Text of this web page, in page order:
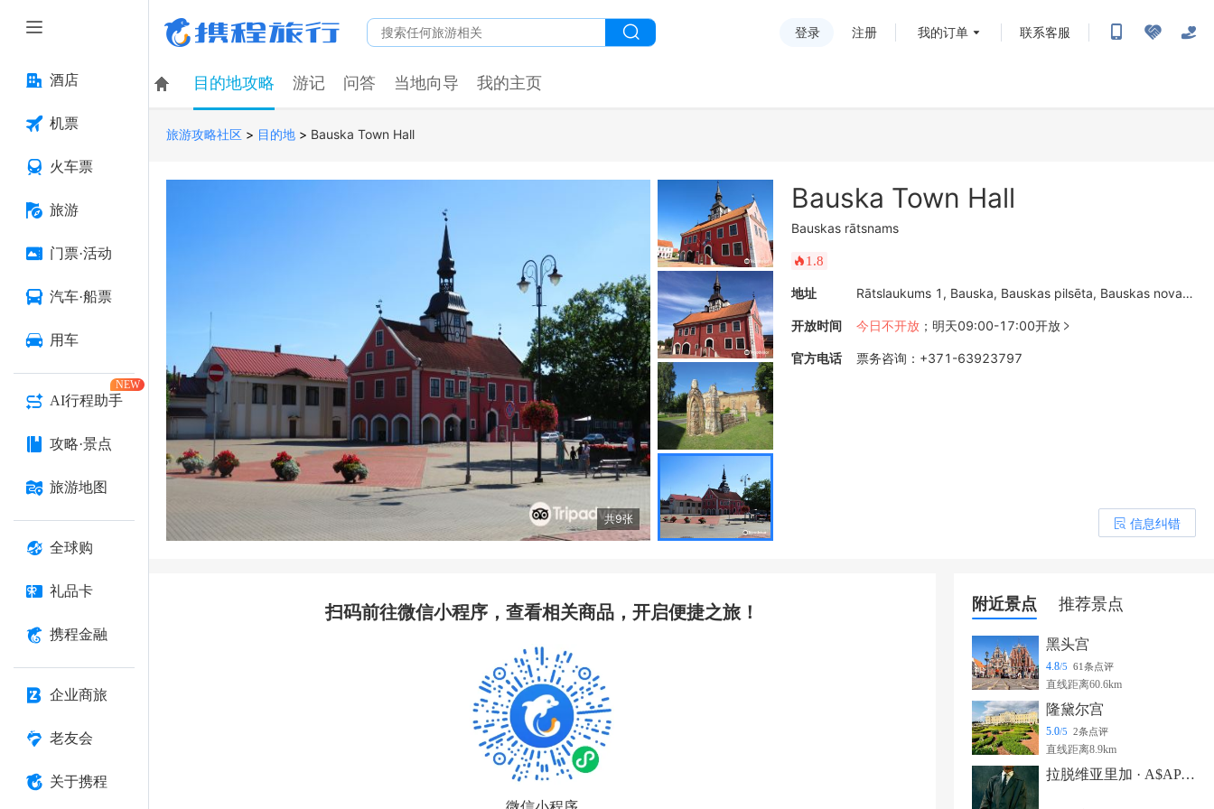
酒店
机票
火车票
旅游
门票·活动
汽车·船票
用车
AI行程助手
NEW
攻略·景点
旅游地图
全球购
礼品卡
携程金融
企业商旅
老友会
关于携程
登录 注册 我的订单 联系客服
目的地攻略 游记 问答 当地向导 我的主页
旅游攻略社区 > 目的地 > Bauska Town Hall
共9张
Bauska Town Hall
Bauskas rātsnams
󰺂 1.8
地址 Rātslaukums 1, Bauska, Bauskas pilsēta, Bauskas novads, LV-3901拉脱维亚
开放时间 今日不开放 ； 明天09:00-17:00开放 
官方电话 票务咨询 ： +371-63923797
󰎒 信息纠错
扫码前往微信小程序，查看相关商品，开启便捷之旅！ 附近景点 推荐景点
黑头宫
4.8/5 61条点评
直线距离60.6km
隆黛尔宫
5.0/5 2条点评
直线距离8.9km
拉脱维亚里加 · A$AP Rocky《Don’t Be Dumb》世界巡演